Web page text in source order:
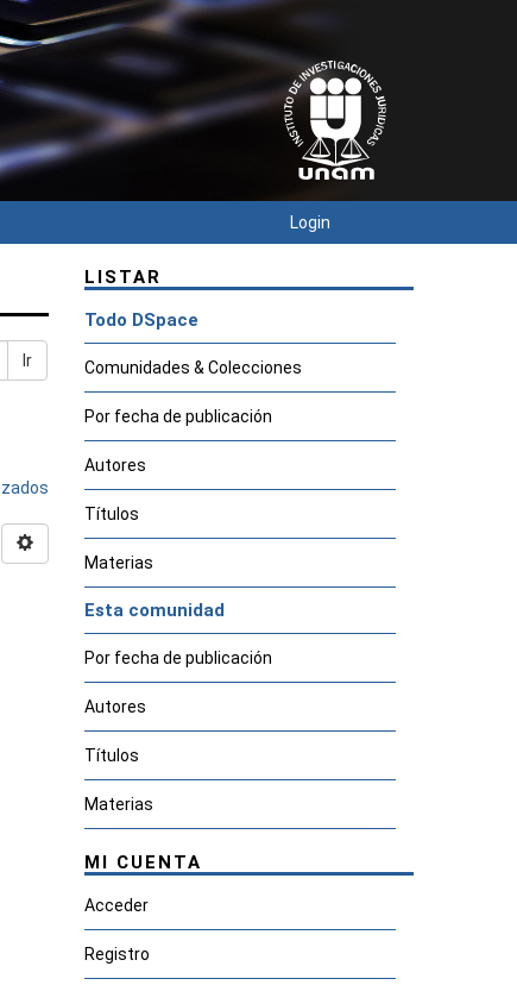
Login
Ir
LISTAR
Todo DSpace
Comunidades & Colecciones
Por fecha de publicación
Autores
Títulos
Materias
Esta comunidad
Por fecha de publicación
Autores
Títulos
Materias
MI CUENTA
Acceder
Registro